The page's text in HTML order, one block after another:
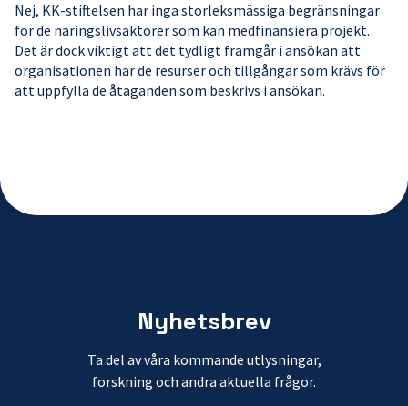
Nej, KK-stiftelsen har inga storleksmässiga begränsningar
för de näringslivsaktörer som kan medfinansiera projekt.
Det är dock viktigt att det tydligt framgår i ansökan att
organisationen har de resurser och tillgångar som krävs för
att uppfylla de åtaganden som beskrivs i ansökan.
Nyhetsbrev
Ta del av våra kommande utlysningar,
forskning och andra aktuella frågor.